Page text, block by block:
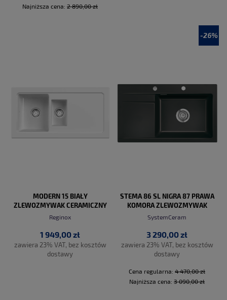
Najniższa cena: 2 890,00 zł
MODERN 15 BIAŁY
ZLEWOZMYWAK CERAMICZNY
Reginox
1 949,00 zł
zawiera 23% VAT, bez kosztów
dostawy
STEMA 86 SL NIGRA 87 PRAWA
KOMORA ZLEWOZMYWAK
CERAMICZNY PROMO
SystemCeram
3 290,00 zł
zawiera 23% VAT, bez kosztów
dostawy
Cena regularna: 4 470,00 zł
Najniższa cena: 3 090,00 zł
-26%